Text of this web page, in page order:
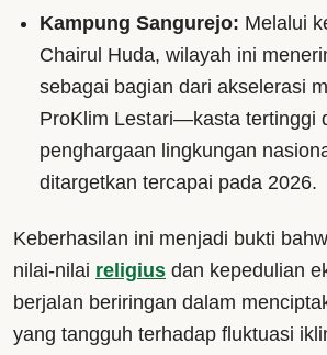
Kampung Sangurejo: Melalui
Chairul Huda, wilayah ini
sebagai bagian dari akselerasi
ProKlim Lestari—kasta tertinggi
penghargaan lingkungan
ditargetkan tercapai pada 2026.
Keberhasilan ini menjadi bukti
nilai-nilai religius dan kepedulian
berjalan beriringan dalam
yang tangguh terhadap fluktuasi